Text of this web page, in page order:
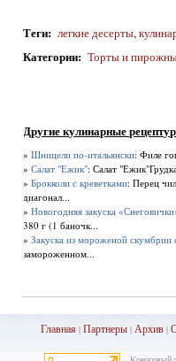
Теги: легкие десерты,
Категории: Торты и
Другие кулинарные
»Шницели по-итальянски: Филе
»Салат "Ежик": Салат
»Брокколи с креветками: Перец
диагонал...
»Новогодняя закуска
380 г (1 баночк...
»Закуска из мороженой скумбрии
замороженном...
Главная |Партнеры |Архив |